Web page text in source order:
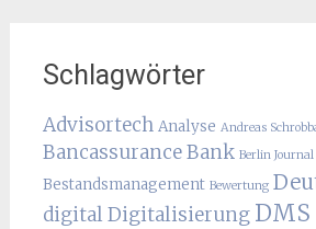
Schlagwörter
Advisortech Analyse Andreas
BancassuranceBank Berlin Journal
Bestandsmanagement Bewertung
digital Digitalisierung DMS